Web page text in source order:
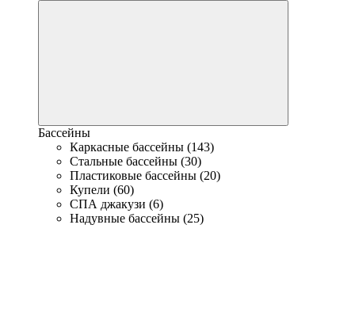
Бассейны
Каркасные бассейны (143)
Стальные бассейны (30)
Пластиковые бассейны (20)
Купели (60)
СПА джакузи (6)
Надувные бассейны (25)